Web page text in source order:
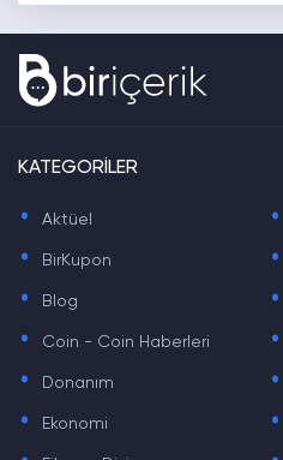
KATEGORİLER
. Aktüel .
. BirKupon .
. Blog .
. Coin - Coin Haberleri .
. Donanım .
. Ekonomi .
. .